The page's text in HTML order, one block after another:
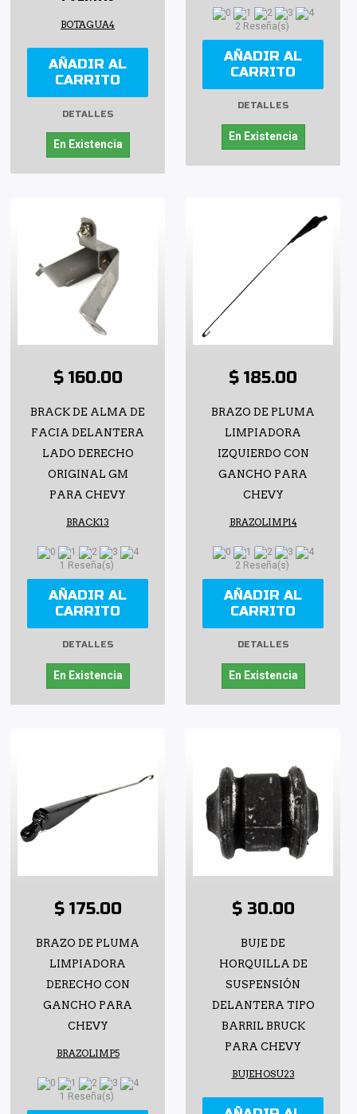
BOTAGUA4
AÑADIR AL
CARRITO
DETALLES
En Existencia
2 Reseña(s)
AÑADIR AL
CARRITO
DETALLES
En Existencia
$ 160.00
BRACK DE ALMA DE
FACIA DELANTERA
LADO DERECHO
ORIGINAL GM
PARA CHEVY
BRACK13
1 Reseña(s)
AÑADIR AL
CARRITO
DETALLES
En Existencia
$ 185.00
BRAZO DE PLUMA
LIMPIADORA
IZQUIERDO CON
GANCHO PARA
CHEVY
BRAZOLIMP14
2 Reseña(s)
AÑADIR AL
CARRITO
DETALLES
En Existencia
$ 175.00
BRAZO DE PLUMA
LIMPIADORA
DERECHO CON
GANCHO PARA
CHEVY
BRAZOLIMP5
1 Reseña(s)
$ 30.00
BUJE DE
HORQUILLA DE
SUSPENSIÓN
DELANTERA TIPO
BARRIL BRUCK
PARA CHEVY
BUJEHOSU23